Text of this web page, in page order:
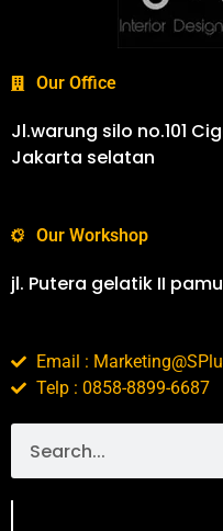
Our Office
Jl.warung silo no.101
Jakarta selatan
Our Workshop
jl. Putera gelatik II
Email :
Telp : 0858-8899-6687